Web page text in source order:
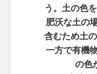
う。土の色
肥沃な土の
含むため土
一方で有機
の色